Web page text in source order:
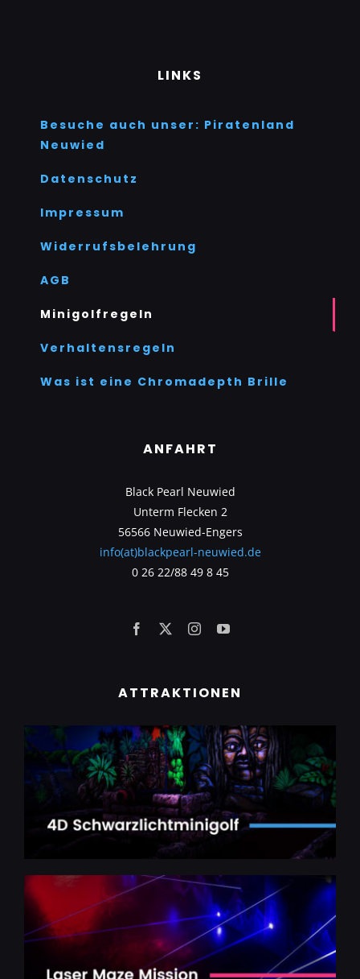
LINKS
Besuche auch unser: Piratenland
Neuwied
Datenschutz
Impressum
Widerrufsbelehrung
AGB
Minigolfregeln
Verhaltensregeln
Was ist eine Chromadepth Brille
ANFAHRT
Black Pearl Neuwied
Unterm Flecken 2
56566 Neuwied-Engers
info(at)blackpearl-neuwied.de
0 26 22/88 49 8 45
ATTRAKTIONEN